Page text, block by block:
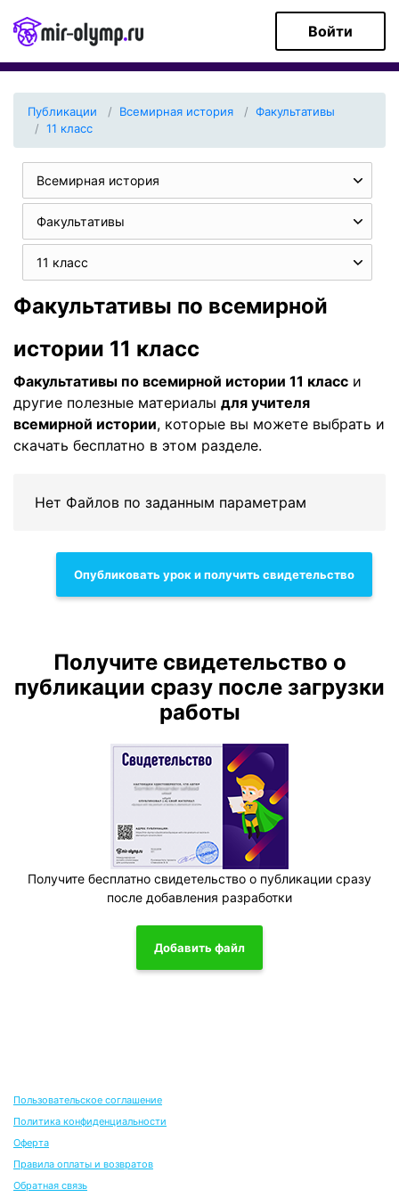
Войти
Публикации Всемирная история
Факультативы
11 класс
Всемирная история
Факультативы
11 класс
Факультативы по всемирной
истории 11 класс
Факультативы по всемирной истории 11 класс и
другие полезные материалы для учителя
всемирной истории, которые вы можете выбрать и
скачать бесплатно в этом разделе.
Нет Файлов по заданным параметрам
Опубликовать урок и получить свидетельство
Получите свидетельство о
публикации сразу после загрузки
работы
Получите бесплатно свидетельство о публикации сразу
после добавления разработки
Добавить файл
Пользовательское соглашение
Политика конфиденциальности
Оферта
Правила оплаты и возвратов
Обратная связь